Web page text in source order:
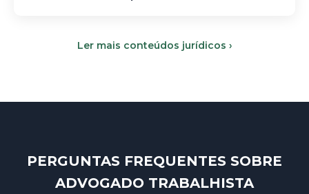
Ler mais conteúdos jurídicos ›
PERGUNTAS FREQUENTES SOBRE
ADVOGADO TRABALHISTA